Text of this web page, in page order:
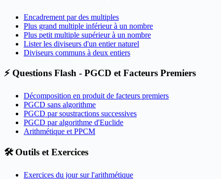
Encadrement par des multiples
Plus grand multiple inférieur à un nombre
Plus petit multiple supérieur à un nombre
Lister les diviseurs d'un entier naturel
Diviseurs communs à deux entiers
⚡ Questions Flash - PGCD et Facteurs Premiers
Décomposition en produit de facteurs premiers
PGCD sans algorithme
PGCD par soustractions successives
PGCD par algorithme d'Euclide
Arithmétique et PPCM
🛠️ Outils et Exercices
Exercices du jour sur l'arithmétique